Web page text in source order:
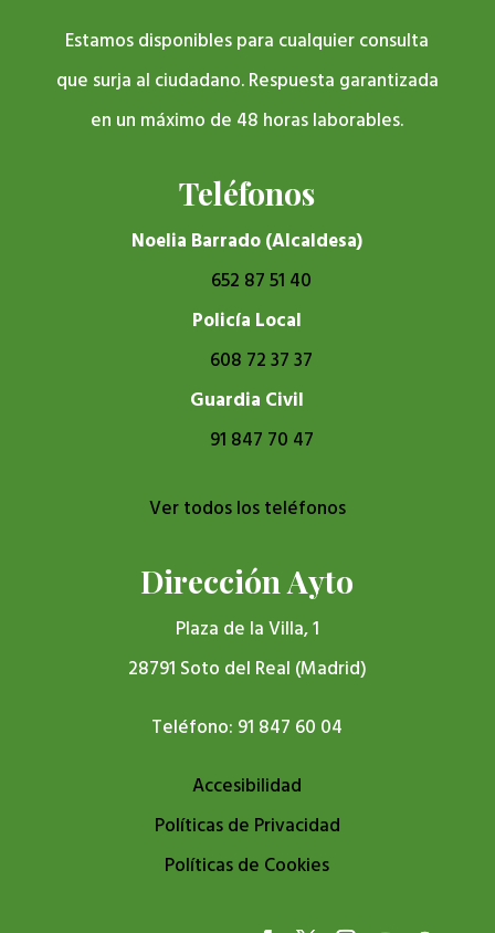
Estamos disponibles para cualquier consulta
que surja al ciudadano. Respuesta garantizada
en un máximo de 48 horas laborables.
Teléfonos
Noelia Barrado (Alcaldesa)
652 87 51 40
Policía Local
608 72 37 37
Guardia Civil
91 847 70 47
Ver todos los teléfonos
Dirección Ayto
Plaza de la Villa, 1
28791 Soto del Real (Madrid)
Teléfono: 91 847 60 04
Accesibilidad
Políticas de Privacidad
Políticas de Cookies